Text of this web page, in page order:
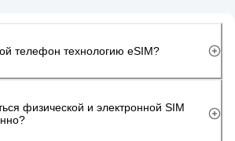
телефон технологию eSIM?
физической и электронной SIM